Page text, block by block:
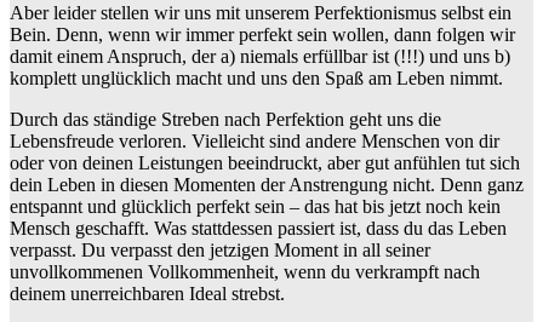
Aber leider stellen wir uns mit unserem Perfektionismus selbst ein
Bein. Denn, wenn wir immer perfekt sein wollen, dann folgen wir
damit einem Anspruch, der a) niemals erfüllbar ist (!!!) und uns b)
komplett unglücklich macht und uns den Spaß am Leben nimmt.
Durch das ständige Streben nach Perfektion geht uns die
Lebensfreude verloren. Vielleicht sind andere Menschen von dir
oder von deinen Leistungen beeindruckt, aber gut anfühlen tut sich
dein Leben in diesen Momenten der Anstrengung nicht. Denn ganz
entspannt und glücklich perfekt sein – das hat bis jetzt noch kein
Mensch geschafft. Was stattdessen passiert ist, dass du das Leben
verpasst. Du verpasst den jetzigen Moment in all seiner
unvollkommenen Vollkommenheit, wenn du verkrampft nach
deinem unerreichbaren Ideal strebst.